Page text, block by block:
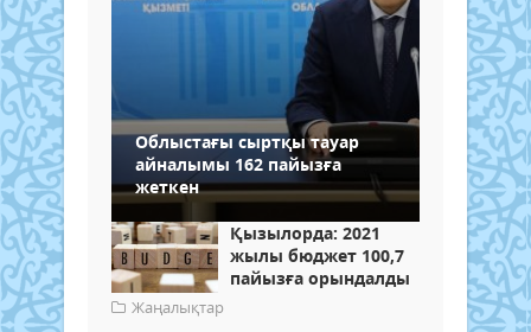
Облыстағы сыртқы тауар
айналымы 162 пайызға
жеткен
Қызылорда: 2021
жылы бюджет 100,7
пайызға орындалды
Жаңалықтар